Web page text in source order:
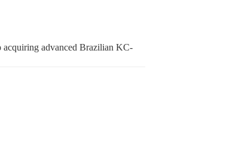
acquiring advanced Brazilian KC-